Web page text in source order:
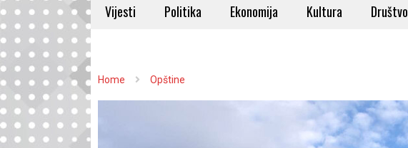
Vijesti Politika Ekonomija Kultura Društvo
Home Opštine